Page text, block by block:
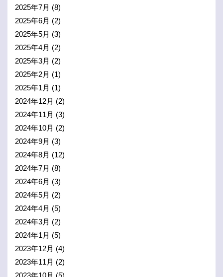
2025年7月 (8)
2025年6月 (2)
2025年5月 (3)
2025年4月 (2)
2025年3月 (2)
2025年2月 (1)
2025年1月 (1)
2024年12月 (2)
2024年11月 (3)
2024年10月 (2)
2024年9月 (3)
2024年8月 (12)
2024年7月 (8)
2024年6月 (3)
2024年5月 (2)
2024年4月 (5)
2024年3月 (2)
2024年1月 (5)
2023年12月 (4)
2023年11月 (2)
2023年10月 (5)